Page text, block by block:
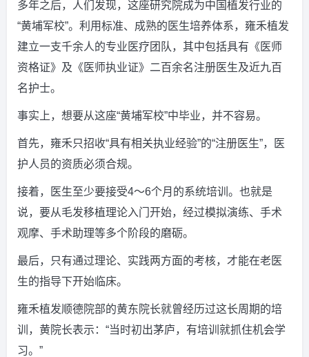
多年之后，人们发现，这座研究院成为中国植发行业的
“黄埔军校”。利用标准、成熟的医生培养体系，雍禾植发
建立一支千余人的专业医疗团队，其中包括具有《医师
资格证》及《医师执业证》二百余名注册医生及近九百
名护士。
事实上，想要从这座“黄埔军校”中毕业，并不容易。
首先，雍禾只招收“具有相关执业经验”的“注册医生”，医
护人员的资质必须合规。
接着，医生至少要接受4～6个月的系统培训。也就是
说，要从毛发移植理论入门开始，经过模拟演练、手术
观摩、手术助理等多个阶段的磨砺。
最后，只有通过理论、实践两方面的考核，才能在老医
生的指导下开始临床。
雍禾植发顺德院部的黄东院长就曾经历过这长周期的培
训，黄院长表示：“当时初出茅庐，有培训就抓住机会学
习。”